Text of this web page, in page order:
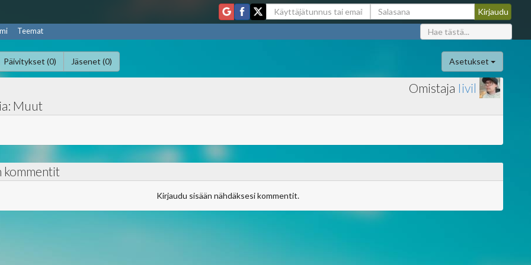
Teemat
Päivitykset (0) Jäsenet (0) Asetukset
Muut
Omistaja Iivil
kommentit
Kirjaudu sisään nähdäksesi kommentit.